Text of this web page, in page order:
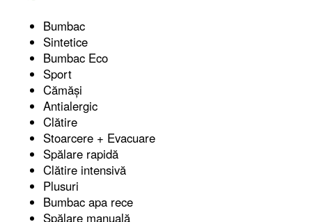
Bumbac
Sintetice
Bumbac Eco
Sport
Cămăși
Antialergic
Clătire
Stoarcere + Evacuare
Spălare rapidă
Clătire intensivă
Plusuri
Bumbac apa rece
Spălare manuală